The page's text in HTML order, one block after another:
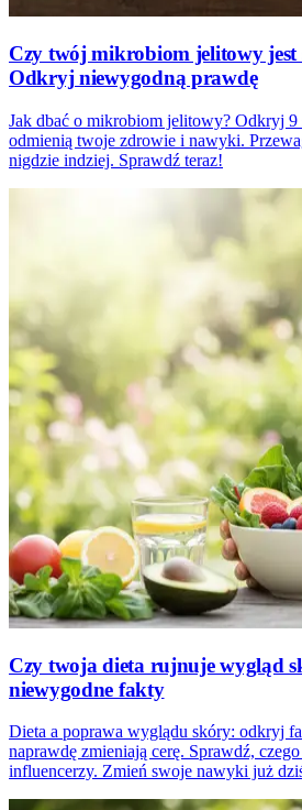
Czy twój mikrobiom jelitowy jest
Odkryj niewygodną prawdę
Jak dbać o mikrobiom jelitowy? Odkryj
odmienią twoje zdrowie i nawyki.
nigdzie indziej. Sprawdź teraz!
Czy twoja dieta rujnuje wygląd
niewygodne fakty
Dieta a poprawa wyglądu skóry: odkryj
naprawdę zmieniają cerę. Sprawdź,
influencerzy. Zmień swoje nawyki już